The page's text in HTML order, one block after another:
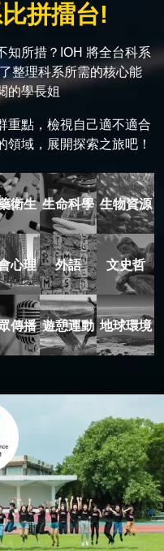
拼擂台!
知所措？IOH 將全台科系
整理科系所需的核心能
的學長姐
重點，檢視自己適不適合
域，展開探索之旅吧！
衛生 生命科學 生物資源
心理 外語 文史哲
傳播 遊憩運動 地球環境